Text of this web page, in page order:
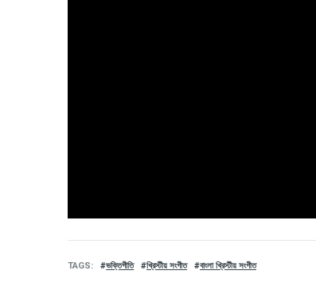
TAGS ভক্তিগীতি খ্রিস্টীয় সংগীত বাংলা খ্রিস্টীয় সংগীত